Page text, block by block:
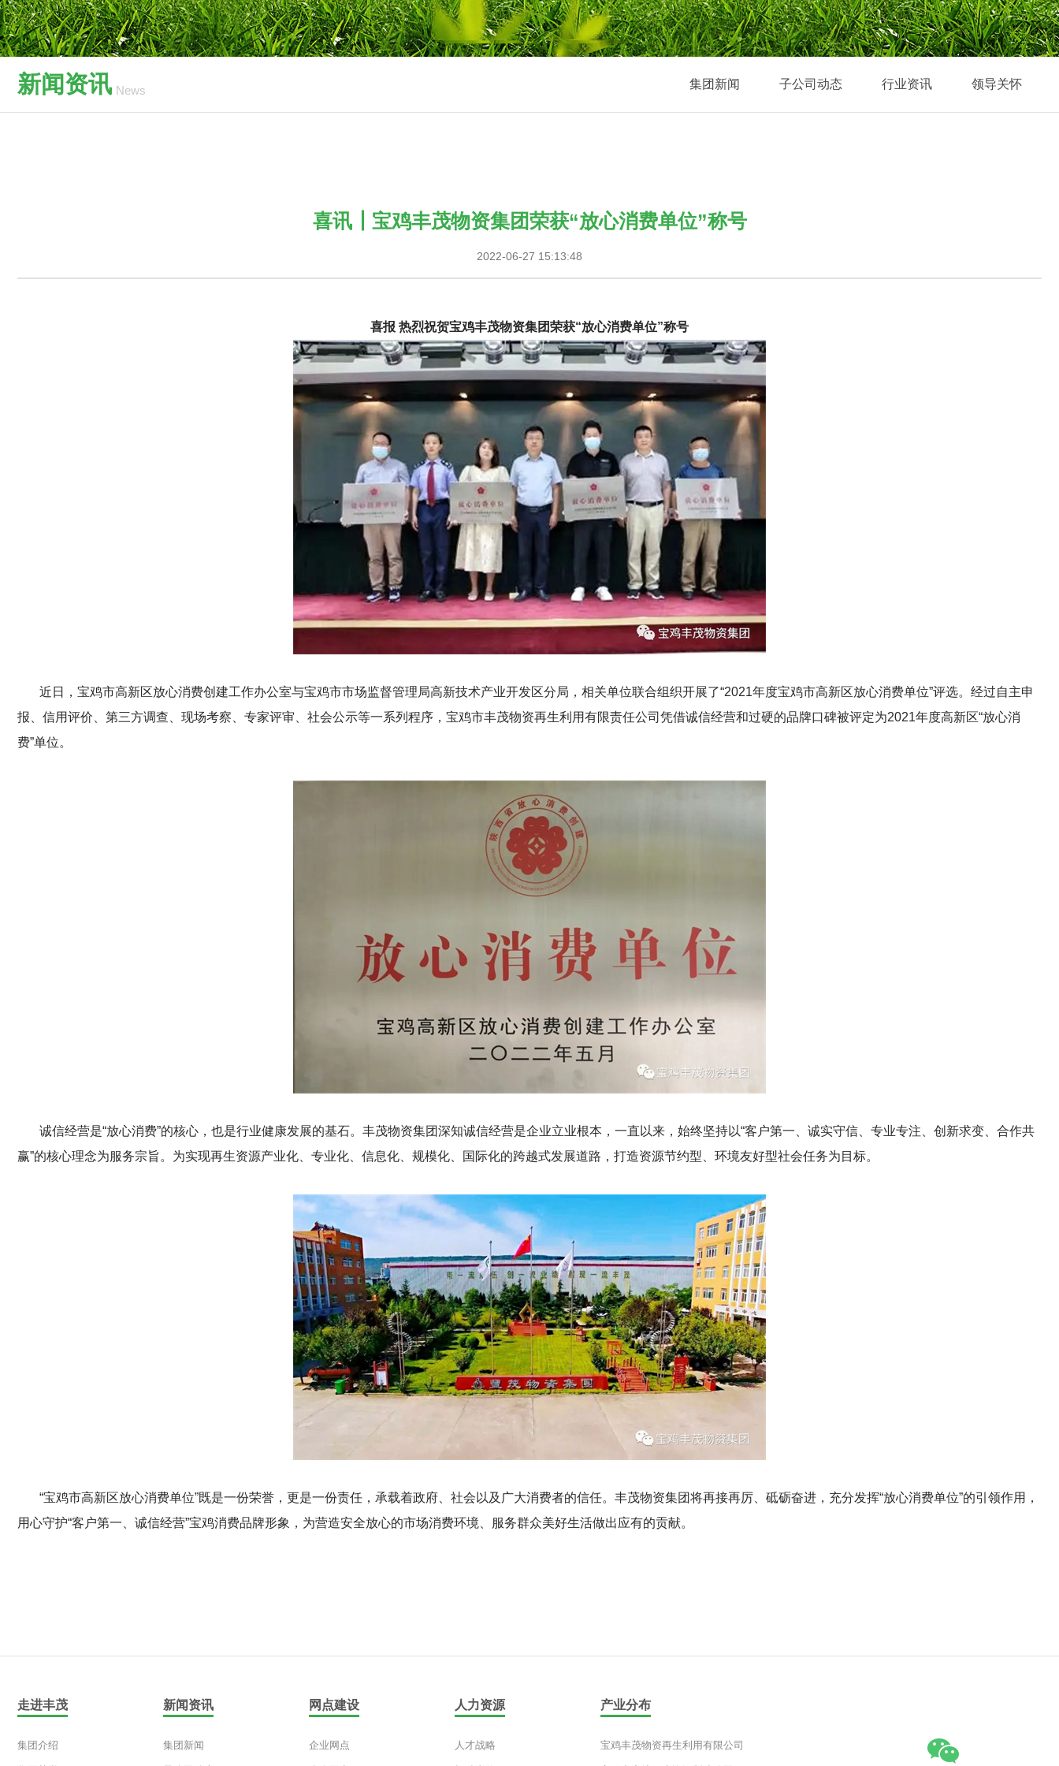
新闻资讯 News 集团新闻 子公司动态 行业资讯 领导关怀
喜讯┃宝鸡丰茂物资集团荣获“放心消费单位”称号
2022-06-27 15:13:48
喜报 热烈祝贺宝鸡丰茂物资集团荣获“放心消费单位”称号
近日，宝鸡市高新区放心消费创建工作办公室与宝鸡市市场监督管理局高新技术产业开发区分局，相关单位联合组织开展了“2021年度宝鸡市高新区放心消费单位”评选。经过自主申
报、信用评价、第三方调查、现场考察、专家评审、社会公示等一系列程序，宝鸡市丰茂物资再生利用有限责任公司凭借诚信经营和过硬的品牌口碑被评定为2021年度高新区“放心消
费”单位。
诚信经营是“放心消费”的核心，也是行业健康发展的基石。丰茂物资集团深知诚信经营是企业立业根本，一直以来，始终坚持以“客户第一、诚实守信、专业专注、创新求变、合作共
赢”的核心理念为服务宗旨。为实现再生资源产业化、专业化、信息化、规模化、国际化的跨越式发展道路，打造资源节约型、环境友好型社会任务为目标。
“宝鸡市高新区放心消费单位”既是一份荣誉，更是一份责任，承载着政府、社会以及广大消费者的信任。丰茂物资集团将再接再厉、砥砺奋进，充分发挥“放心消费单位”的引领作用，
用心守护“客户第一、诚信经营”宝鸡消费品牌形象，为营造安全放心的市场消费环境、服务群众美好生活做出应有的贡献。
走进丰茂
集团介绍
新闻资讯
集团新闻
网点建设
企业网点
人力资源
人才战略
产业分布
宝鸡丰茂物资再生利用有限公司